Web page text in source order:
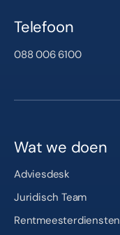
Telefoon
088 006 6100
Wat we doen
Adviesdesk
Juridisch Team
Rentmeesterdiensten